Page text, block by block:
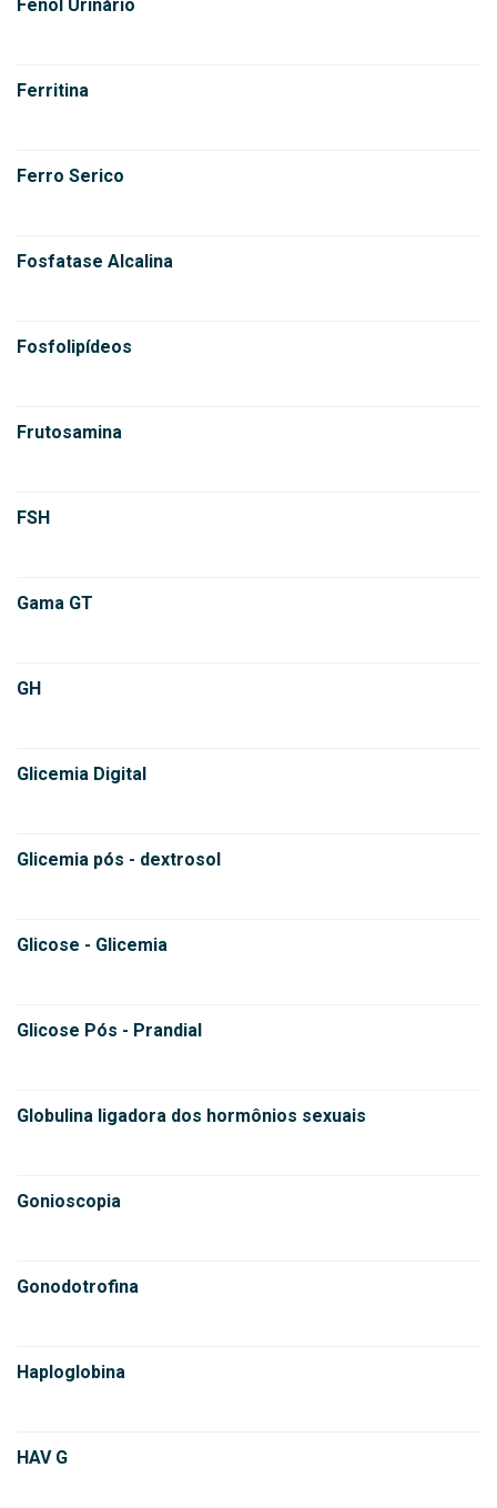
Fenol Urinário
Ferritina
Ferro Serico
Fosfatase Alcalina
Fosfolipídeos
Frutosamina
FSH
Gama GT
GH
Glicemia Digital
Glicemia pós - dextrosol
Glicose - Glicemia
Glicose Pós - Prandial
Globulina ligadora dos hormônios sexuais
Gonioscopia
Gonodotrofina
Haploglobina
HAV G